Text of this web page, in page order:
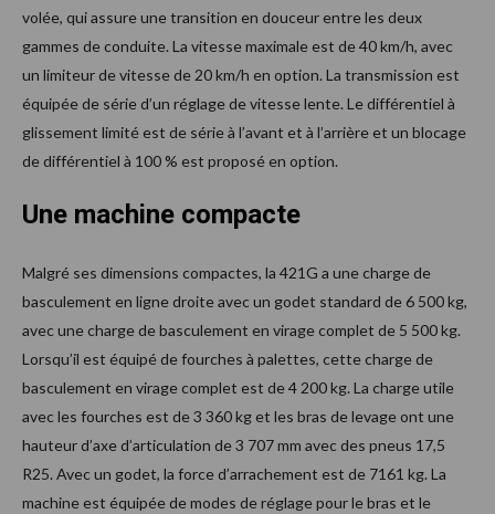
volée, qui assure une transition en douceur entre les deux
gammes de conduite. La vitesse maximale est de 40 km/h, avec
un limiteur de vitesse de 20 km/h en option. La transmission est
équipée de série d’un réglage de vitesse lente. Le différentiel à
glissement limité est de série à l’avant et à l’arrière et un blocage
de différentiel à 100 % est proposé en option.
Une machine compacte
Malgré ses dimensions compactes, la 421G a une charge de
basculement en ligne droite avec un godet standard de 6 500 kg,
avec une charge de basculement en virage complet de 5 500 kg.
Lorsqu’il est équipé de fourches à palettes, cette charge de
basculement en virage complet est de 4 200 kg. La charge utile
avec les fourches est de 3 360 kg et les bras de levage ont une
hauteur d’axe d’articulation de 3 707 mm avec des pneus 17,5
R25. Avec un godet, la force d’arrachement est de 7161 kg. La
machine est équipée de modes de réglage pour le bras et le